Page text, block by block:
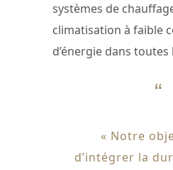
systèmes de
climatisation à faible
d’énergie dans
« Notre
d’intégrer la